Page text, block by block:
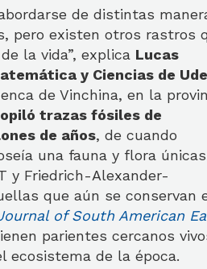
de distintas
pero existen otros rastros
la vida”, explica Lucas
y Ciencias de
de Vinchina, en la
trazas fósiles de
de años, de cuando
una fauna y flora
y Friedrich-Alexander-
que aún se conservan
of South American
parientes cercanos
ecosistema de la época.